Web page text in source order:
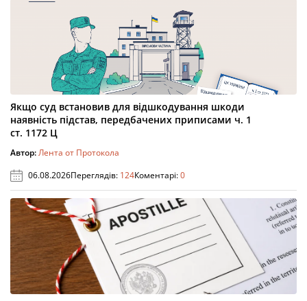
Якщо суд встановив для відшкодування шкоди
наявність підстав, передбачених приписами ч. 1
ст. 1172 Ц
Автор:Лента от Протокола
06.08.2026Переглядів: 124Коментарі:0